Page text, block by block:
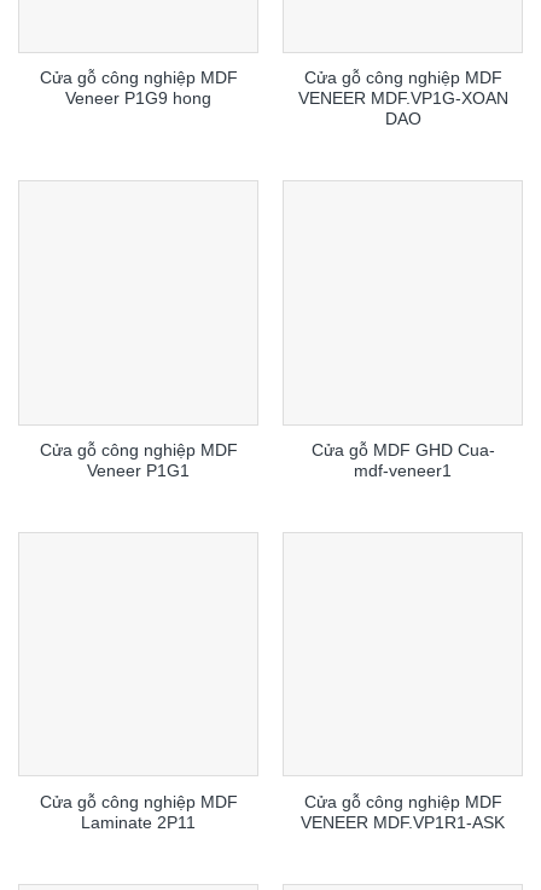
Cửa gỗ công nghiệp MDF
Veneer P1G9 hong
Cửa gỗ công nghiệp MDF
VENEER MDF.VP1G-XOAN
DAO
Cửa gỗ công nghiệp MDF
Veneer P1G1
Cửa gỗ MDF GHD Cua-
mdf-veneer1
Cửa gỗ công nghiệp MDF
Laminate 2P11
Cửa gỗ công nghiệp MDF
VENEER MDF.VP1R1-ASK